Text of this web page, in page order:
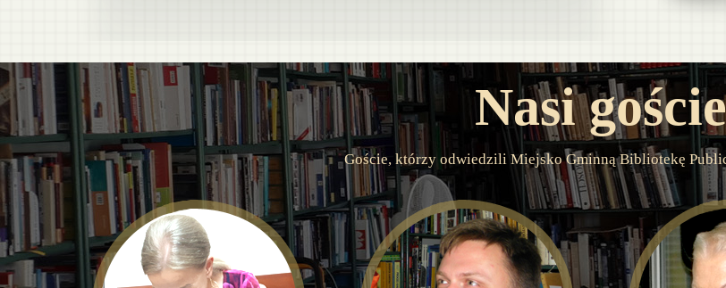
Nasi goście
Goście, którzy odwiedzili Miejsko Gminną Bibliotekę